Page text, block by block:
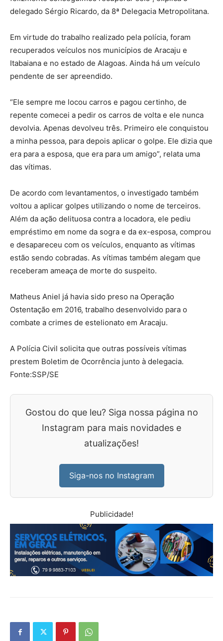
delegado Sérgio Ricardo, da 8ª Delegacia Metropolitana.
Em virtude do trabalho realizado pela polícia, foram
recuperados veículos nos municípios de Aracaju e
Itabaiana e no estado de Alagoas. Ainda há um veículo
pendente de ser apreendido.
“Ele sempre me locou carros e pagou certinho, de
repente comecei a pedir os carros de volta e ele nunca
devolvia. Apenas devolveu três. Primeiro ele conquistou
a minha pessoa, para depois aplicar o golpe. Ele dizia que
era para a esposa, que era para um amigo”, relata uma
das vítimas.
De acordo com levantamentos, o investigado também
voltou a aplicar golpes utilizando o nome de terceiros.
Além da ação delituosa contra a locadora, ele pediu
empréstimo em nome da sogra e da ex-esposa, comprou
e desapareceu com os veículos, enquanto as vítimas
estão sendo cobradas. As vítimas também alegam que
receberam ameaça de morte do suspeito.
Matheus Aniel já havia sido preso na Operação
Ostentação em 2016, trabalho desenvolvido para o
combate a crimes de estelionato em Aracaju.
A Polícia Civil solicita que outras possíveis vítimas
prestem Boletim de Ocorrência junto à delegacia.
Fonte:SSP/SE
Gostou do que leu? Siga nossa página no
Instagram para mais novidades e
atualizações!
Siga-nos no Instagram
Publicidade!